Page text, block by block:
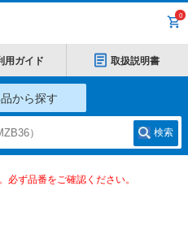
0
用ガイド 取扱説明書
から探す
検索
ず品番をご確認ください。